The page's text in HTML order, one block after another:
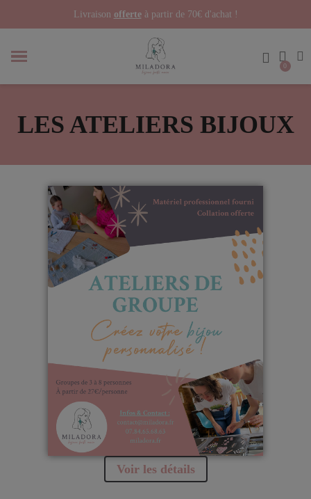
Livraison offerte à partir de 70€ d'achat !
LES ATELIERS BIJOUX
Voir les détails